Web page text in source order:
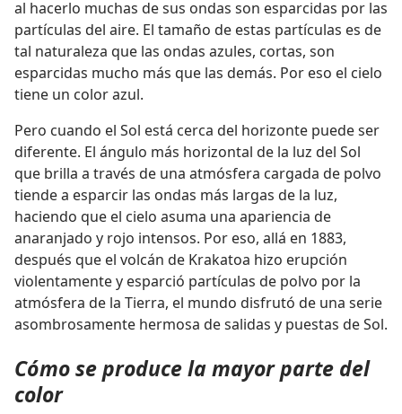
al hacerlo muchas de sus ondas son esparcidas por las
partículas del aire. El tamaño de estas partículas es de
tal naturaleza que las ondas azules, cortas, son
esparcidas mucho más que las demás. Por eso el cielo
tiene un color azul.
Pero cuando el Sol está cerca del horizonte puede ser
diferente. El ángulo más horizontal de la luz del Sol
que brilla a través de una atmósfera cargada de polvo
tiende a esparcir las ondas más largas de la luz,
haciendo que el cielo asuma una apariencia de
anaranjado y rojo intensos. Por eso, allá en 1883,
después que el volcán de Krakatoa hizo erupción
violentamente y esparció partículas de polvo por la
atmósfera de la Tierra, el mundo disfrutó de una serie
asombrosamente hermosa de salidas y puestas de Sol.
Cómo se produce la mayor parte del
color